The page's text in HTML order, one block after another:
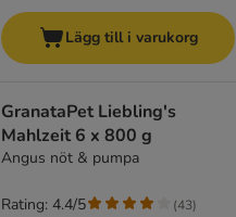
Lägg till i varukorg
GranataPet Liebling's
Mahlzeit 6 x 800 g
Angus nöt & pumpa
Rating: 4.4/5 (43)